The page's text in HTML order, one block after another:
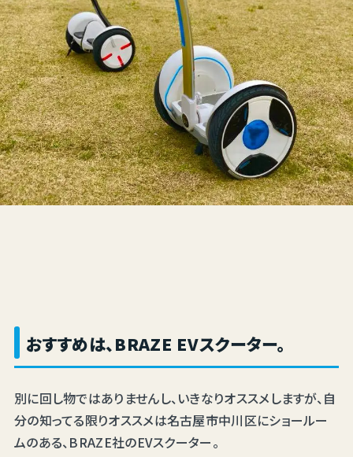
おすすめは、BRAZE EVスクーター。
別に回し物ではありませんし、いきなりオススメしますが、自
分の知ってる限りオススメは名古屋市中川区にショールー
ムのある、BRAZE社のEVスクーター。